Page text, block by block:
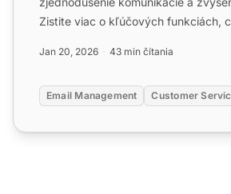
Zistite viac o kľúčových funkciách,
Jan 20, 2026 43 min čítania
Email Management Customer